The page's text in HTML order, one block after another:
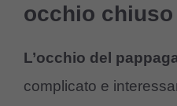
occhio chiuso
L’occhio del
complicato e